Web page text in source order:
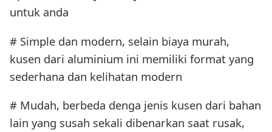
untuk anda
# Simple dan modern, selain biaya murah,
kusen dari aluminium ini memiliki format yang
sederhana dan kelihatan modern
# Mudah, berbeda denga jenis kusen dari bahan
lain yang susah sekali dibenarkan saat rusak,